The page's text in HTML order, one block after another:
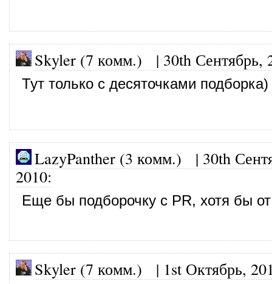
Skyler (7 комм.) | 30th Сентябрь,
Тут только с десяточками подборка)
LazyPanther (3 комм.) | 30th
2010:
Еще бы подборочку с PR, хотя бы
Skyler (7 комм.) | 1st Октябрь,